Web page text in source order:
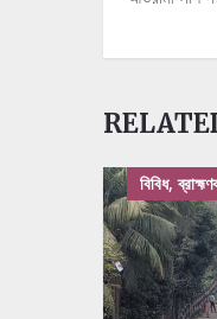
বিবিধ,